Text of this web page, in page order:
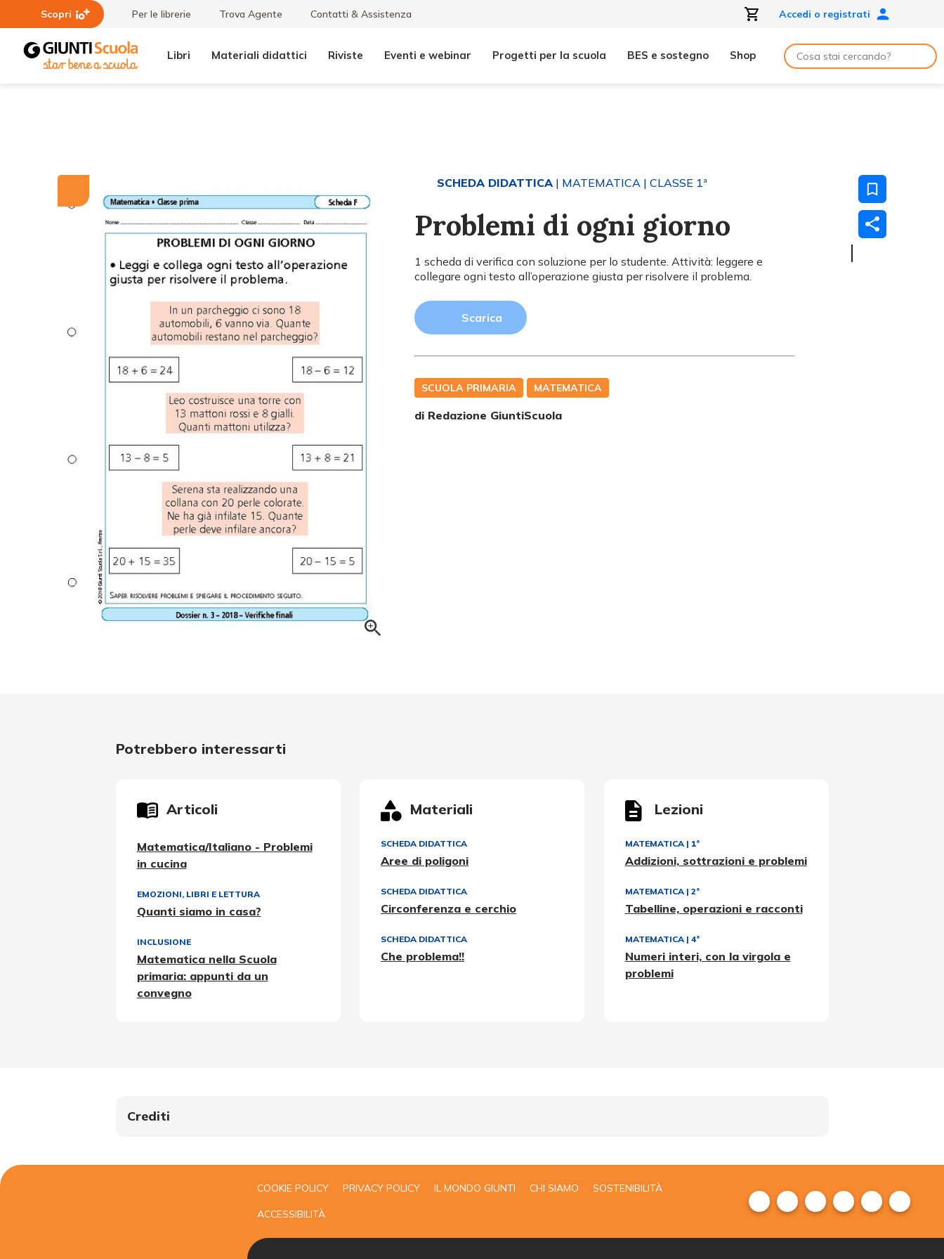
Scopri Per le librerie Trova Agente Contatti & Assistenza Accedi o registrati
Libri Materiali didattici Riviste Eventi e webinar Progetti per la scuola BES e sostegno Shop
SCHEDA DIDATTICA| MATEMATICA | CLASSE 1ª
Problemi di ogni giorno
1 scheda di verifica con soluzione per lo studente. Attività: leggere e
collegare ogni testo all’operazione giusta per risolvere il problema.
Scarica
SCUOLA PRIMARIA MATEMATICA
di Redazione GiuntiScuola
Potrebbero interessarti
Articoli
Matematica/Italiano - Problemi
in cucina
EMOZIONI, LIBRI E LETTURA
Quanti siamo in casa?
INCLUSIONE
Matematica nella Scuola
primaria: appunti da un
convegno
Materiali
SCHEDA DIDATTICA
Aree di poligoni
SCHEDA DIDATTICA
Circonferenza e cerchio
SCHEDA DIDATTICA
Che problema!!
Lezioni
MATEMATICA| 1ª
Addizioni, sottrazioni e problemi
MATEMATICA| 2ª
Tabelline, operazioni e racconti
MATEMATICA| 4ª
Numeri interi, con la virgola e
problemi
Crediti
COOKIE POLICY PRIVACY POLICY IL MONDO GIUNTI CHI SIAMO SOSTENIBILITÀ
ACCESSIBILITÀ